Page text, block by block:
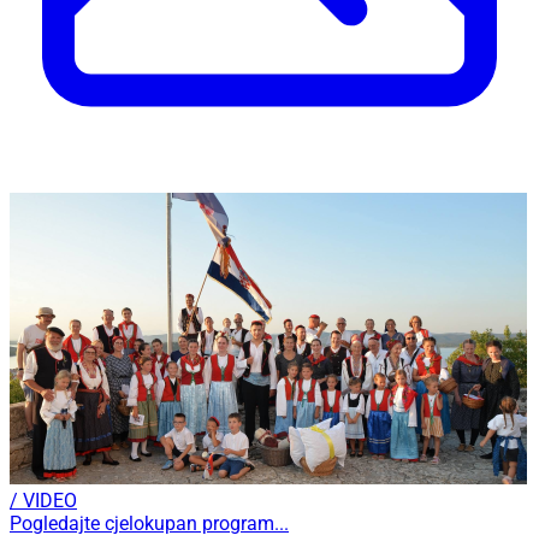
/ VIDEO
Pogledajte cjelokupan program...